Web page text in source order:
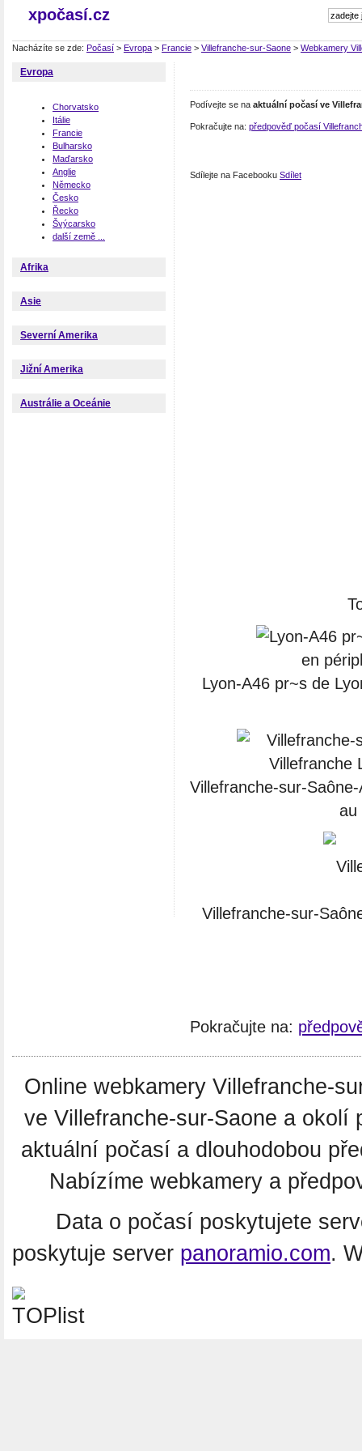
xpočasí.cz
Nacházíte se zde: Počasí > Evropa > Francie > Villefranche-sur-Saone > Webkamery
Evropa
Chorvatsko
Itálie
Francie
Bulharsko
Maďarsko
Anglie
Německo
Česko
Řecko
Švýcarsko
další země ...
Afrika
Asie
Severní Amerika
Jižní Amerika
Austrálie a Oceánie
Podívejte se na aktuální počasí ve
Pokračujte na: předpověď počasí
Sdílejte na Facebooku Sdílet
Lyon-A46 pr~s de
Villefranche-sur-
au
Villefranche-sur-
Pokračujte na:
Online webkamery Villefranche-
ve Villefranche-sur-Saone a
aktuální počasí a dlouhodobou
Nabízíme webkamery a
Data o počasí poskytujete
poskytuje server panoramio.com.